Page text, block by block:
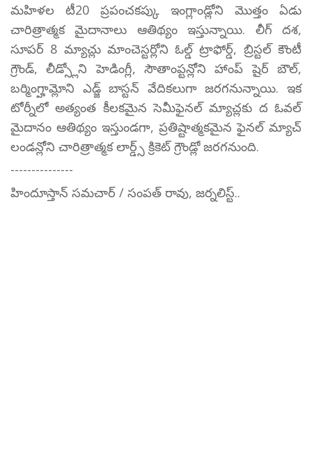
మహిళల టీ20 ప్రపంచకప్కు ఇంగ్లాండ్లోని మొత్తం ఏడు
చారిత్రాత్మక మైదానాలు ఆతిథ్యం ఇస్తున్నాయి. లీగ్ దశ,
సూపర్ 8 మ్యాచ్లు మాంచెస్టర్లోని ఓల్డ్ ట్రాఫోర్డ్, బ్రిస్టల్ కౌంటీ
గ్రౌండ్, లీడ్స్లోని హెడింగ్లీ, సౌతాంప్టన్లోని హాంప్ షైర్ బౌల్,
బర్మింగ్హామ్లోని ఎడ్జ్ బాస్టన్ వేదికలుగా జరగనున్నాయి. ఇక
టోర్నీలో అత్యంత కీలకమైన సెమీఫైనల్ మ్యాచ్లకు ద ఓవల్
మైదానం ఆతిథ్యం ఇస్తుండగా, ప్రతిష్టాత్మకమైన ఫైనల్ మ్యాచ్
లండన్లోని చారిత్రాత్మక లార్డ్స్ క్రికెట్ గ్రౌండ్లో జరగనుంది.
---------------
హిందూస్తాన్ సమచార్ / సంపత్ రావు, జర్నలిస్ట్..